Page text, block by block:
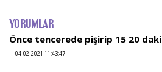
YORUMLAR
Önce tencerede pişirip 15 20
04-02-2021 11:43:47